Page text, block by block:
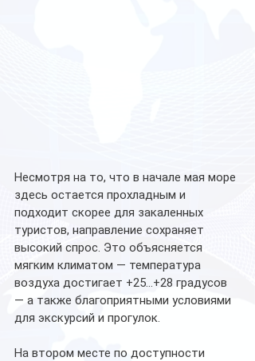
Несмотря на то, что в начале мая море
здесь остается прохладным и
подходит скорее для закаленных
туристов, направление сохраняет
высокий спрос. Это объясняется
мягким климатом — температура
воздуха достигает +25…+28 градусов
— а также благоприятными условиями
для экскурсий и прогулок.
На втором месте по доступности